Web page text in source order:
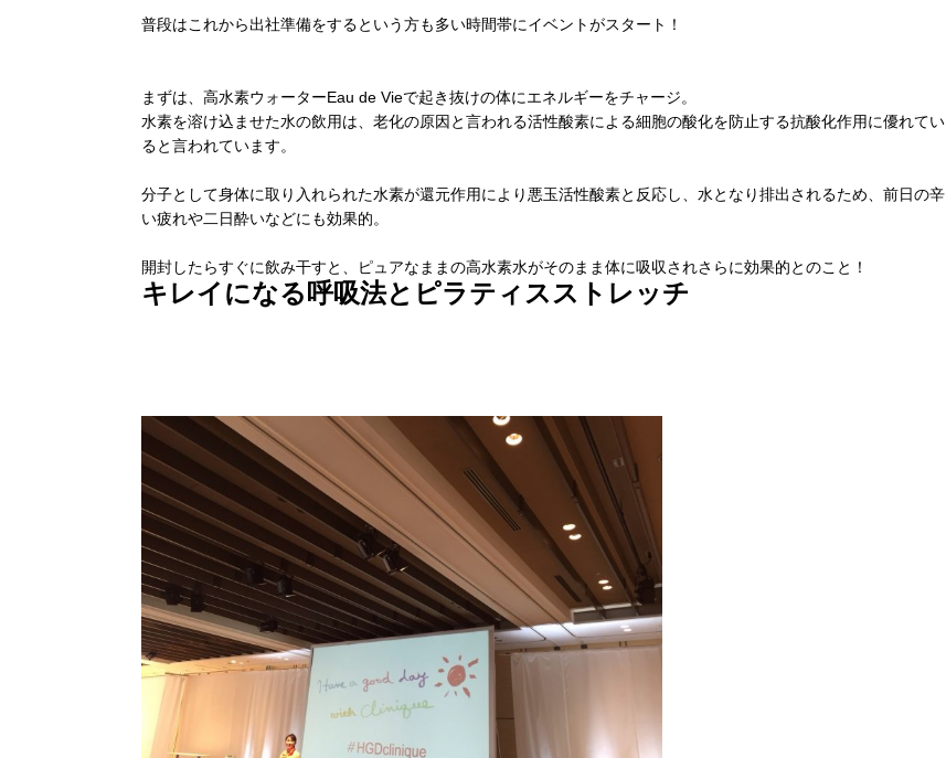
普段はこれから出社準備をするという方も多い時間帯にイベントがスタート！
まずは、高水素ウォーターEau de Vieで起き抜けの体にエネルギーをチャージ。
水素を溶け込ませた水の飲用は、老化の原因と言われる活性酸素による細胞の酸化を防止する抗酸化作用に優れてい
ると言われています。
分子として身体に取り入れられた水素が還元作用により悪玉活性酸素と反応し、水となり排出されるため、前日の辛
い疲れや二日酔いなどにも効果的。
開封したらすぐに飲み干すと、ピュアなままの高水素水がそのまま体に吸収されさらに効果的とのこと！
キレイになる呼吸法とピラティスストレッチ